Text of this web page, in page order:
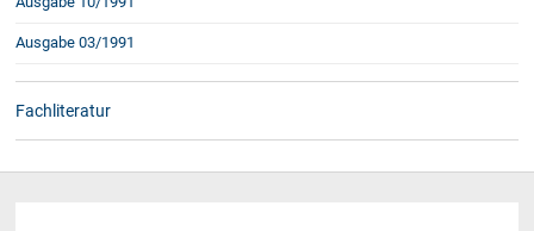
Ausgabe 03/1991
Fachliteratur